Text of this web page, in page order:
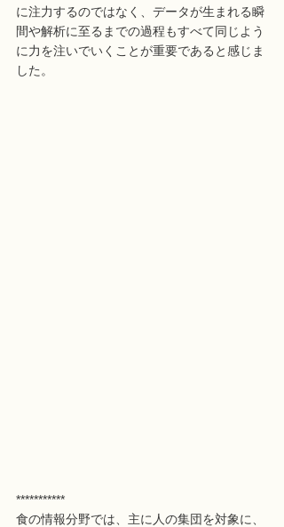
に注力するのではなく、データが生まれる瞬
間や解析に至るまでの過程もすべて同じよう
に力を注いでいくことが重要であると感じま
した。
***********
食の情報分野では、主に人の集団を対象に、